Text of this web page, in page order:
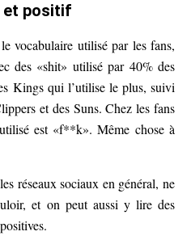
et positif
vocabulaire utilisé par les fans,
des «shit» utilisé par 40% des
Kings qui l’utilise le plus, suivi
et des Suns. Chez les fans
est «f**k». Même chose à
réseaux sociaux en général, ne
et on peut aussi y lire des